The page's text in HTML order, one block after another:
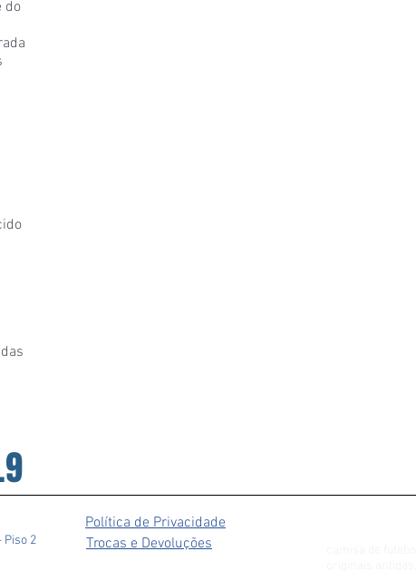
do
Política de Privacidade
Trocas e Devoluções
Piso 2